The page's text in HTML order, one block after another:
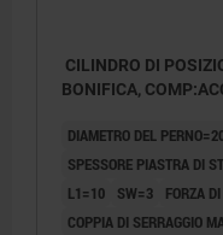
CILINDRO DI
BONIFICA,
DIAMETRO DEL
SPESSORE PIASTRA DI
L1=10
SW=3
FORZA
COPPIA DI SERRAGGIO